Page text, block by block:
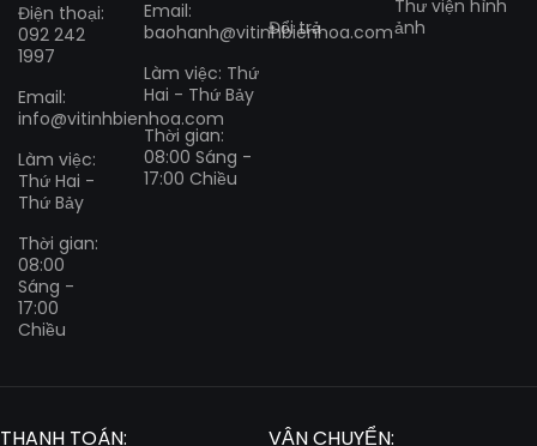
Điện thoại:
092 242
1997
Email:
info@vitinhbienhoa.com
Làm việc:
Thứ Hai -
Thứ Bảy
Thời gian:
08:00
Sáng -
17:00
Chiều
Email:
baohanh@vitinhbienhoa.com
Làm việc: Thứ
Hai - Thứ Bảy
Thời gian:
08:00 Sáng -
17:00 Chiều
Đổi trả
Thư viện hình
ảnh
THANH TOÁN: VẬN CHUYỂN: